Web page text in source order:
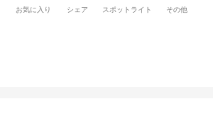
お気に入り シェア スポットライト その他